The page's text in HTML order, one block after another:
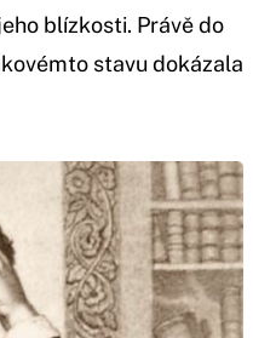
blízkosti. Právě do
stavu dokázala